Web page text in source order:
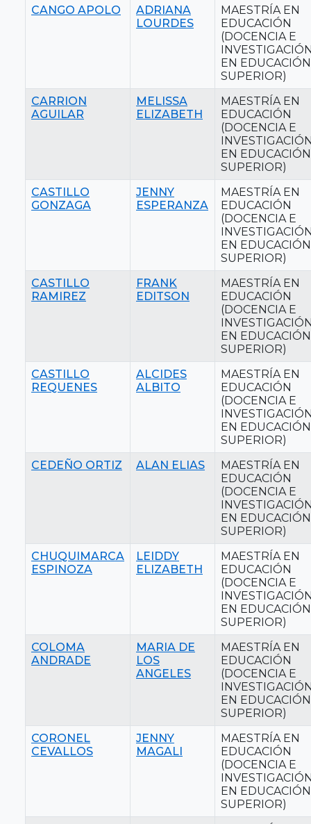
CANGO APOLO
ADRIANA
LOURDES
MAESTRÍA EN
EDUCACIÓN
(DOCENCIA E
EN EDUCACIÓN
SUPERIOR)
CARRION
AGUILAR
MELISSA
ELIZABETH
MAESTRÍA EN
EDUCACIÓN
(DOCENCIA E
EN EDUCACIÓN
SUPERIOR)
CASTILLO
GONZAGA
JENNY
ESPERANZA
MAESTRÍA EN
EDUCACIÓN
(DOCENCIA E
EN EDUCACIÓN
SUPERIOR)
CASTILLO
RAMIREZ
FRANK
EDITSON
MAESTRÍA EN
EDUCACIÓN
(DOCENCIA E
EN EDUCACIÓN
SUPERIOR)
CASTILLO
REQUENES
ALCIDES
ALBITO
MAESTRÍA EN
EDUCACIÓN
(DOCENCIA E
EN EDUCACIÓN
SUPERIOR)
CEDEÑO ORTIZ
ALAN ELIAS
MAESTRÍA EN
EDUCACIÓN
(DOCENCIA E
EN EDUCACIÓN
SUPERIOR)
CHUQUIMARCA
ESPINOZA
LEIDDY
ELIZABETH
MAESTRÍA EN
EDUCACIÓN
(DOCENCIA E
EN EDUCACIÓN
SUPERIOR)
COLOMA
ANDRADE
MARIA DE
LOS
ANGELES
MAESTRÍA EN
EDUCACIÓN
(DOCENCIA E
EN EDUCACIÓN
SUPERIOR)
CORONEL
CEVALLOS
JENNY
MAGALI
MAESTRÍA EN
EDUCACIÓN
(DOCENCIA E
EN EDUCACIÓN
SUPERIOR)